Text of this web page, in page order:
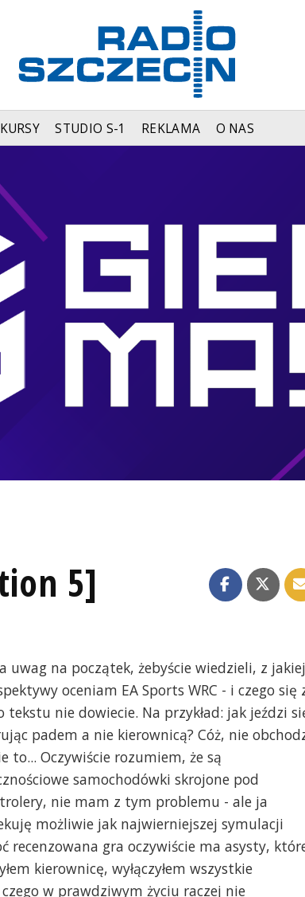
STUDIO S-1 REKLAMA O NAS
5]
uwag na początek, żebyście wiedzieli, z jakiej
oceniam EA Sports WRC - i czego się
tekstu nie dowiecie. Na przykład: jak jeździ
padem a nie kierownicą? Cóż, nie
to... Oczywiście rozumiem, że są
samochodówki skrojone pod
nie mam z tym problemu - ale ja
możliwie jak najwierniejszej symulacji
recenzowana gra oczywiście ma asysty,
kierownicę, wyłączyłem wszystkie
w prawdziwym życiu raczej nie